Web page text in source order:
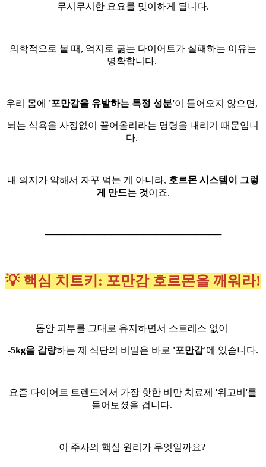
무시무시한 요요를 맞이하게 됩니다.
의학적으로 볼 때, 억지로 굶는 다이어트가 실패하는 이유는
명확합니다.
우리 몸에 '포만감을 유발하는 특정 성분'이 들어오지 않으면,
뇌는 식욕을 사정없이 끌어올리라는 명령을 내리기 때문입니
다.
내 의지가 약해서 자꾸 먹는 게 아니라, 호르몬 시스템이 그렇
게 만드는 것이죠.
───────────────────────────
💡 핵심 치트키: 포만감 호르몬을 깨워라!
동안 피부를 그대로 유지하면서 스트레스 없이
-5kg을 감량하는 제 식단의 비밀은 바로 '포만감'에 있습니다.
요즘 다이어트 트렌드에서 가장 핫한 비만 치료제 '위고비'를
들어보셨을 겁니다.
이 주사의 핵심 원리가 무엇일까요?